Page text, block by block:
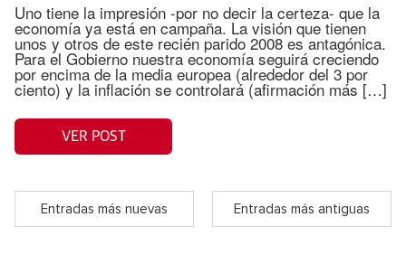
Uno tiene la impresión -por no decir la certeza- que la
economía ya está en campaña. La visión que tienen
unos y otros de este recién parido 2008 es antagónica.
Para el Gobierno nuestra economía seguirá creciendo
por encima de la media europea (alrededor del 3 por
ciento) y la inflación se controlará (afirmación más […]
VER POST
Entradas más nuevas Entradas más antiguas